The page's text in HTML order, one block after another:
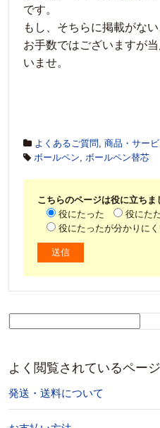
です。
もし、そちらに掲載がな
お手数ではございますが
いませ。
よくあるご質問, 商品・サー
ボールペン, ボールペン替芯
こちらのページは役に立ちま
役にたった
役にた
役にたったが分かりに
よく閲覧されているページ
発送・送料について